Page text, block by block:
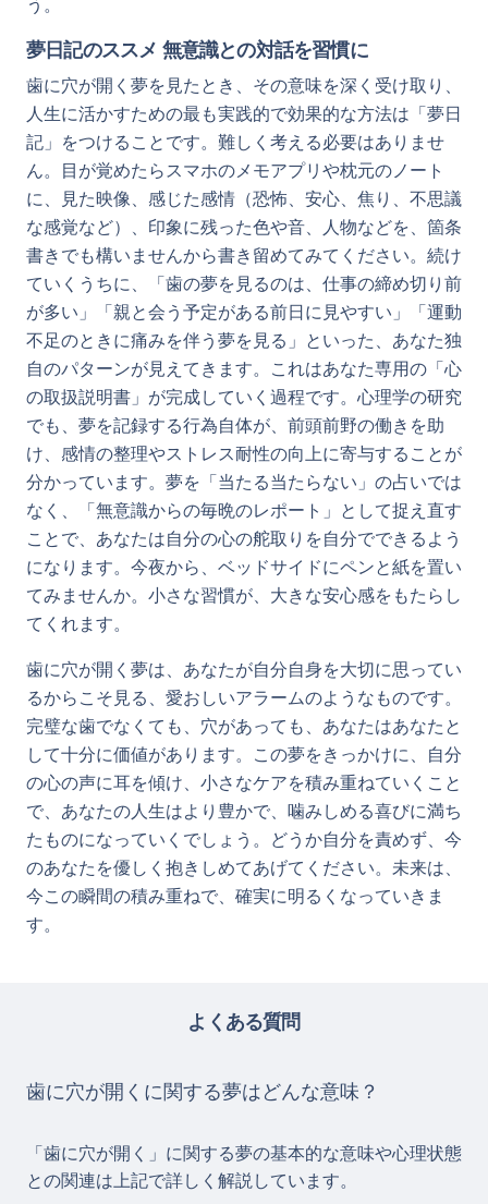
う。
夢日記のススメ 無意識との対話を習慣に
歯に穴が開く夢を見たとき、その意味を深く受け取り、
人生に活かすための最も実践的で効果的な方法は「夢日
記」をつけることです。難しく考える必要はありませ
ん。目が覚めたらスマホのメモアプリや枕元のノート
に、見た映像、感じた感情（恐怖、安心、焦り、不思議
な感覚など）、印象に残った色や音、人物などを、箇条
書きでも構いませんから書き留めてみてください。続け
ていくうちに、「歯の夢を見るのは、仕事の締め切り前
が多い」「親と会う予定がある前日に見やすい」「運動
不足のときに痛みを伴う夢を見る」といった、あなた独
自のパターンが見えてきます。これはあなた専用の「心
の取扱説明書」が完成していく過程です。心理学の研究
でも、夢を記録する行為自体が、前頭前野の働きを助
け、感情の整理やストレス耐性の向上に寄与することが
分かっています。夢を「当たる当たらない」の占いでは
なく、「無意識からの毎晩のレポート」として捉え直す
ことで、あなたは自分の心の舵取りを自分でできるよう
になります。今夜から、ベッドサイドにペンと紙を置い
てみませんか。小さな習慣が、大きな安心感をもたらし
てくれます。
歯に穴が開く夢は、あなたが自分自身を大切に思ってい
るからこそ見る、愛おしいアラームのようなものです。
完璧な歯でなくても、穴があっても、あなたはあなたと
して十分に価値があります。この夢をきっかけに、自分
の心の声に耳を傾け、小さなケアを積み重ねていくこと
で、あなたの人生はより豊かで、噛みしめる喜びに満ち
たものになっていくでしょう。どうか自分を責めず、今
のあなたを優しく抱きしめてあげてください。未来は、
今この瞬間の積み重ねで、確実に明るくなっていきま
す。
よくある質問
歯に穴が開くに関する夢はどんな意味？
「歯に穴が開く」に関する夢の基本的な意味や心理状態
との関連は上記で詳しく解説しています。